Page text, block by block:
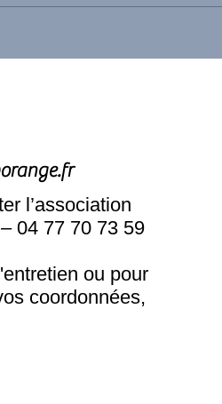
l’association
– 04 77 70 73 59
ou pour
coordonnées,